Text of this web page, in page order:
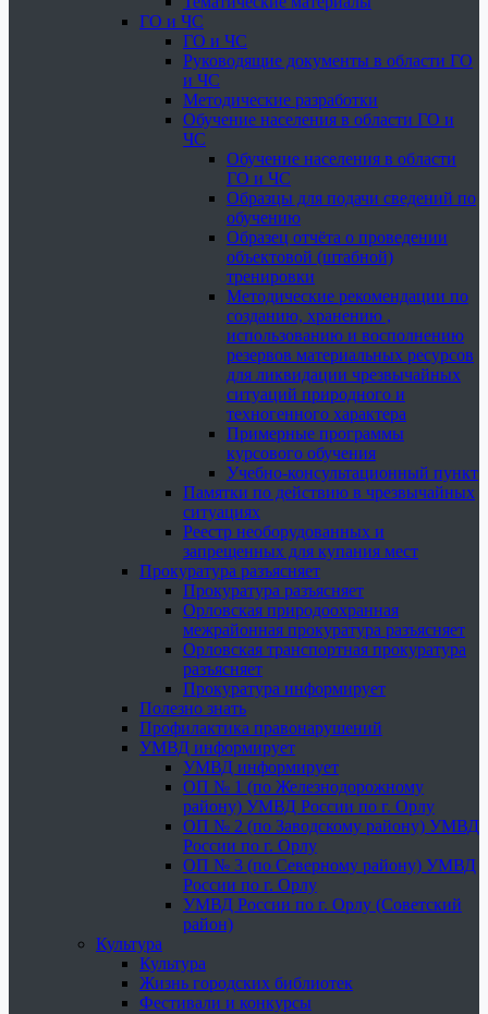
ГО и ЧС
ГО и ЧС
Руководящие документы в области ГО
и ЧС
Методические разработки
Обучение населения в области ГО и
ЧС
Обучение населения в области
ГО и ЧС
Образцы для подачи сведений по
обучению
Образец отчёта о проведении
объектовой (штабной)
тренировки
Методические рекомендации по
созданию, хранению ,
использованию и восполнению
резервов материальных ресурсов
для ликвидации чрезвычайных
ситуаций природного и
техногенного характера
Примерные программы
курсового обучения
Учебно-консультационный пункт
Памятки по действию в чрезвычайных
ситуациях
Реестр необорудованных и
запрещенных для купания мест
Прокуратура разъясняет
Прокуратура разъясняет
Орловская природоохранная
межрайонная прокуратура разъясняет
Орловская транспортная прокуратура
разъясняет
Прокуратура информирует
Полезно знать
Профилактика правонарушений
УМВД информирует
УМВД информирует
ОП № 1 (по Железнодорожному
району) УМВД России по г. Орлу
ОП № 2 (по Заводскому району) УМВД
России по г. Орлу
ОП № 3 (по Северному району) УМВД
России по г. Орлу
УМВД России по г. Орлу (Советский
район)
Культура
Культура
Жизнь городских библиотек
Фестивали и конкурсы